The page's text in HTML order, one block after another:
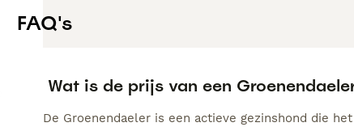
FAQ's
Wat is de prijs van een
De Groenendaeler is een actieve gezinshond die